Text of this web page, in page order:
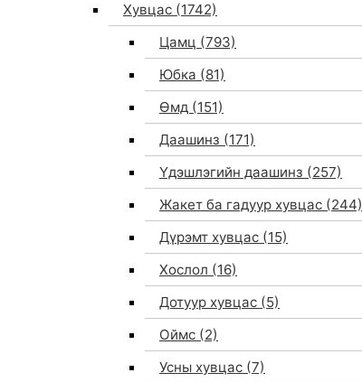
Хувцас (1742)
Цамц (793)
Юбка (81)
Өмд (151)
Даашинз (171)
Үдэшлэгийн даашинз (257)
Жакет ба гадуур хувцас (244)
Дүрэмт хувцас (15)
Хослол (16)
Дотуур хувцас (5)
Оймс (2)
Усны хувцас (7)